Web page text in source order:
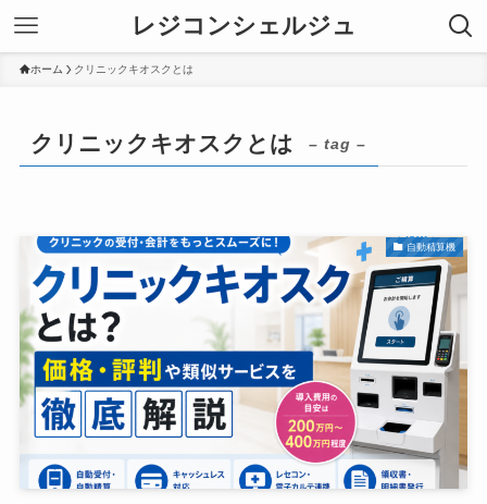
レジコンシェルジュ
ホーム クリニックキオスクとは
クリニックキオスクとは – tag –
自動精算機